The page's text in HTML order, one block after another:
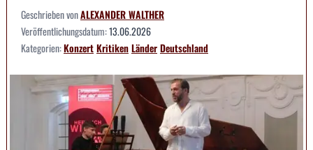
Geschrieben vonALEXANDER WALTHER
Veröffentlichungsdatum:13.06.2026
Kategorien:KonzertKritikenLänderDeutschland